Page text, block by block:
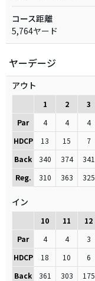
コース距離
5,764ヤード
ヤーデージ
アウト
1 2 3
Par
4 4 4
HDCP
13 15 7
Back
340 374 341
Reg.
310 363 325
イン
10 11 12
Par
4 4 3
HDCP
18 10 6
Back
361 303 175